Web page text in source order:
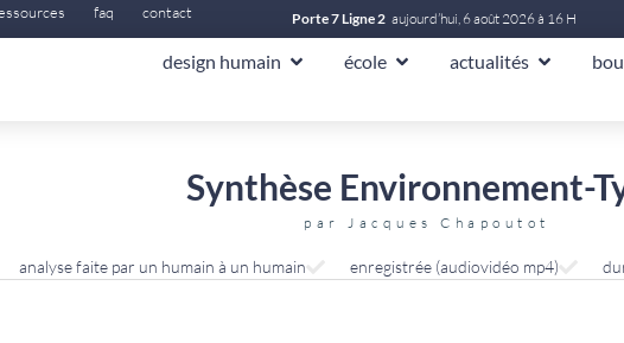
faq contact Porte 7 Ligne 2 aujourd’hui, 6 août 2026 à 16 H
design humain école actualités
Synthèse Environnement-
parJacques Chapoutot
analyse faite par un humain à un humain enregistrée (audiovidéo mp4)